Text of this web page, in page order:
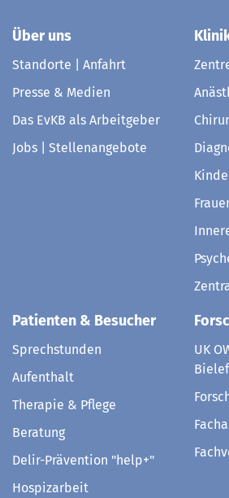
Über uns
Standorte | Anfahrt
Presse & Medien
Das EvKB als Arbeitgeber
Jobs | Stellenangebote
Patienten & Besucher
Sprechstunden
Aufenthalt
Therapie & Pflege
Beratung
Delir-Prävention "help+"
Hospizarbeit
UK